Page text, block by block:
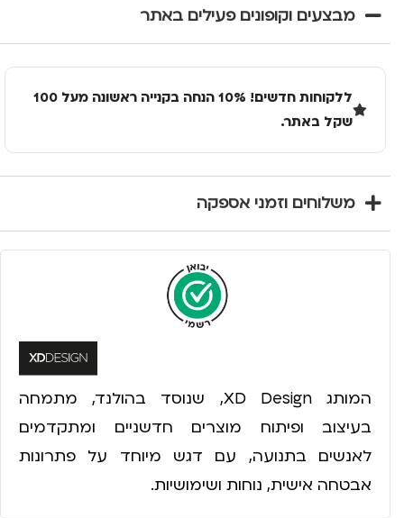
מבצעים וקופונים פעילים באתר
ללקוחות חדשים! 10% הנחה בקנייה ראשונה מעל 100
שקל באתר.
משלוחים וזמני אספקה
המותג XD Design, שנוסד בהולנד, מתמחה
בעיצוב ופיתוח מוצרים חדשניים ומתקדמים
לאנשים בתנועה, עם דגש מיוחד על פתרונות
אבטחה אישית, נוחות ושימושיות.